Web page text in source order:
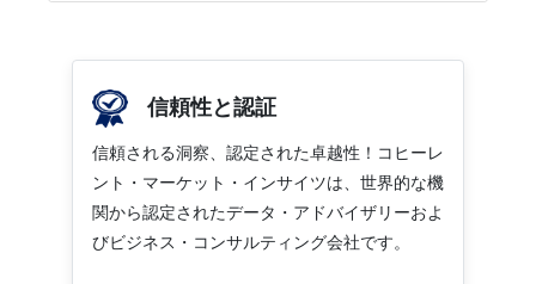
信頼性と認証
信頼される洞察、認定された卓越性！コヒーレ
ント・マーケット・インサイツは、世界的な機
関から認定されたデータ・アドバイザリーおよ
びビジネス・コンサルティング会社です。